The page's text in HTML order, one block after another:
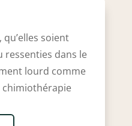
soient
ressenties dans le
lourd comme